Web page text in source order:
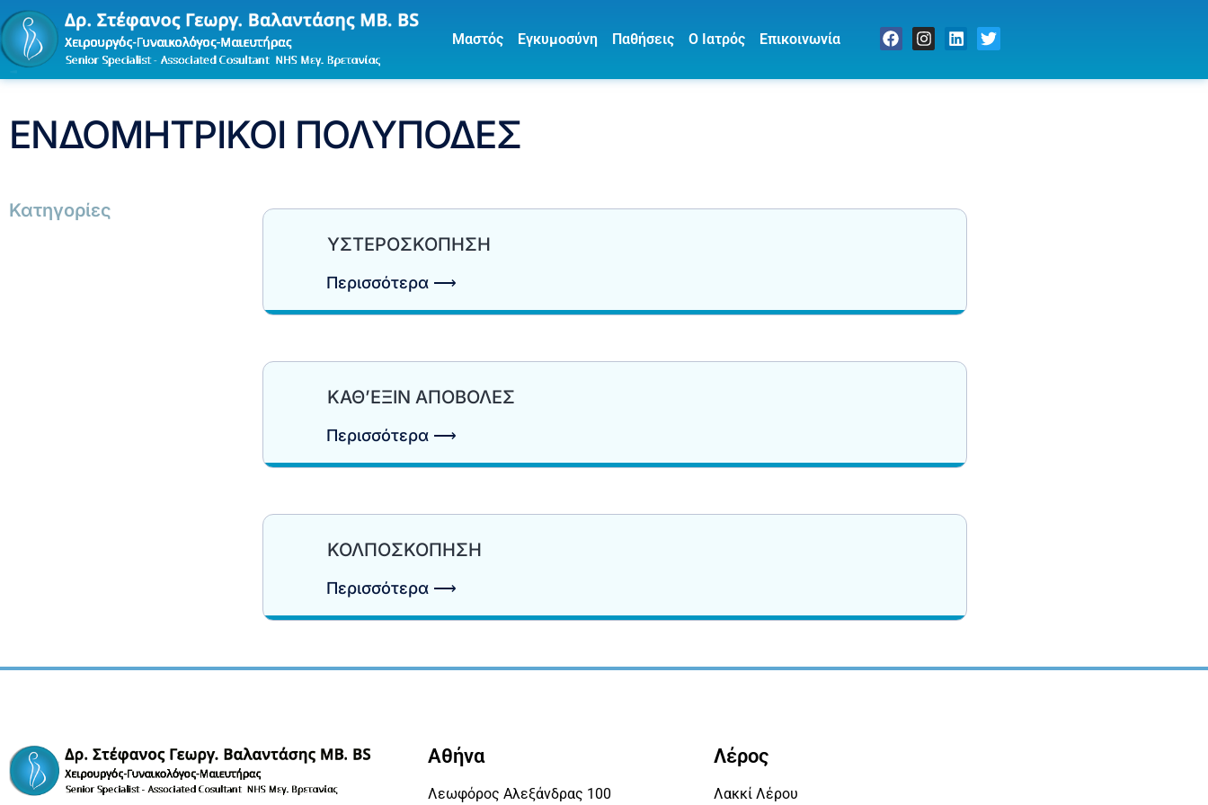
Μαστός Εγκυμοσύνη Παθήσεις Ο Ιατρός Επικοινωνία
ΕΝΔΟΜΗΤΡΙΚΟΙ ΠΟΛΥΠΟΔΕΣ
Κατηγορίες
ΥΣΤΕΡΟΣΚΟΠΗΣΗ
Περισσότερα ⟶
ΚΑΘ’ΕΞΙΝ ΑΠΟΒΟΛΕΣ
Περισσότερα ⟶
ΚΟΛΠΟΣΚΟΠΗΣΗ
Περισσότερα ⟶
Αθήνα
Λεωφόρος Αλεξάνδρας 100
Λέρος
Λακκί Λέρου